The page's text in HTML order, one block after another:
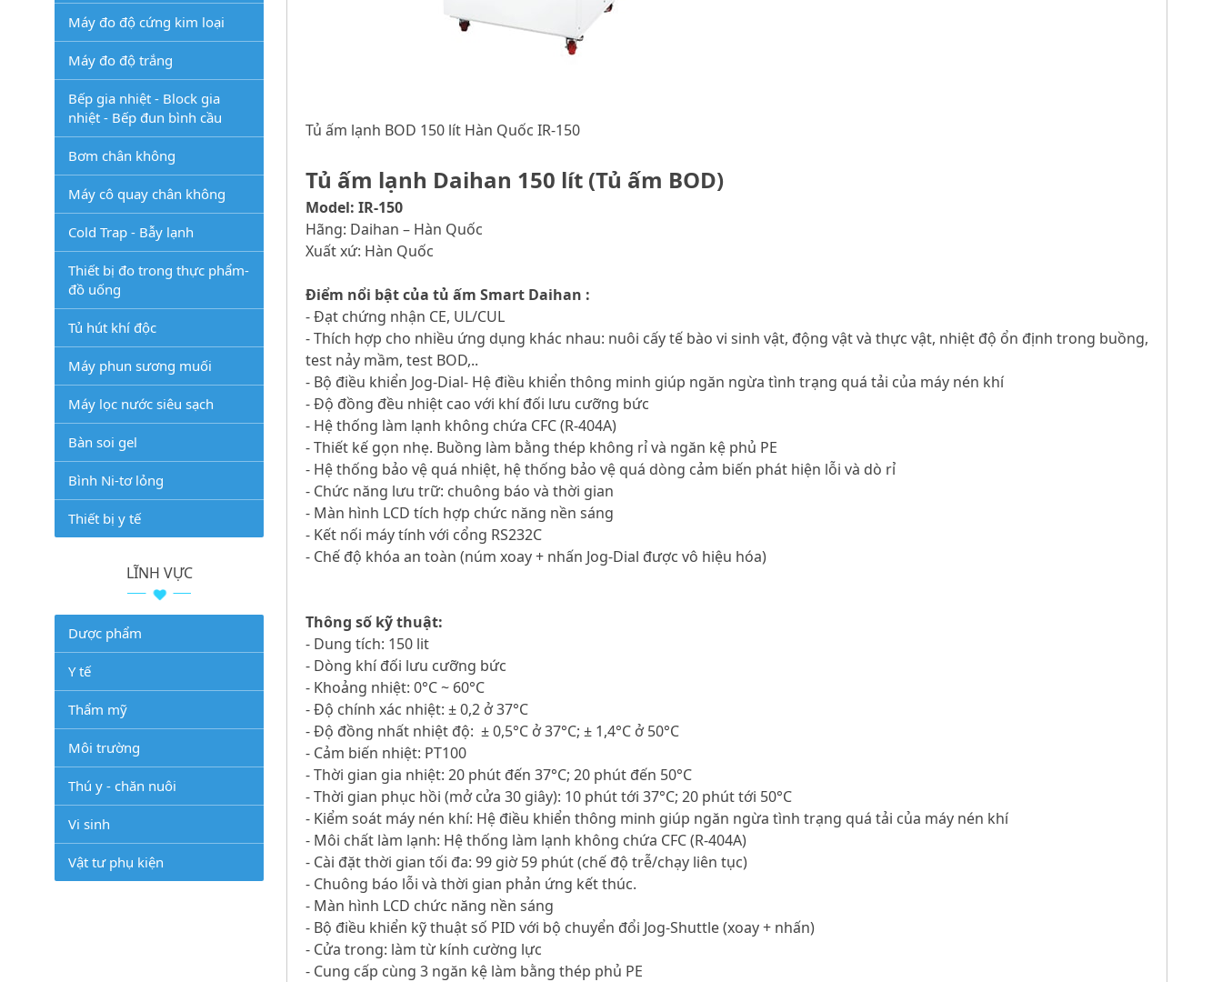
Tủ ấm lạnh BOD 150 lít Hàn Quốc IR-150
Tủ ấm lạnh Daihan 150 lít (Tủ ấm BOD)
Model: IR-150
Hãng: Daihan – Hàn Quốc
Xuất xứ: Hàn Quốc
Điểm nổi bật của tủ ấm Smart Daihan :
- Đạt chứng nhận CE, UL/CUL
- Thích hợp cho nhiều ứng dụng khác nhau: nuôi cấy tế bào vi sinh vật, động vật và thực vật, nhiệt độ ổn định trong buồng,
test nảy mầm, test BOD,..
- Bộ điều khiển Jog-Dial- Hệ điều khiển thông minh giúp ngăn ngừa tình trạng quá tải của máy nén khí
- Độ đồng đều nhiệt cao với khí đối lưu cưỡng bức
- Hệ thống làm lạnh không chứa CFC (R-404A)
- Thiết kế gọn nhẹ. Buồng làm bằng thép không rỉ và ngăn kệ phủ PE
- Hệ thống bảo vệ quá nhiệt, hệ thống bảo vệ quá dòng cảm biến phát hiện lỗi và dò rỉ
- Chức năng lưu trữ: chuông báo và thời gian
- Màn hình LCD tích hợp chức năng nền sáng
- Kết nối máy tính với cổng RS232C
- Chế độ khóa an toàn (núm xoay + nhấn Jog-Dial được vô hiệu hóa)
Thông số kỹ thuật:
- Dung tích: 150 lit
- Dòng khí đối lưu cưỡng bức
- Khoảng nhiệt: 0°C ~ 60°C
- Độ chính xác nhiệt: ± 0,2 ở 37°C
- Độ đồng nhất nhiệt độ: ± 0,5°C ở 37°C; ± 1,4°C ở 50°C
- Cảm biến nhiệt: PT100
- Thời gian gia nhiệt: 20 phút đến 37°C; 20 phút đến 50°C
- Thời gian phục hồi (mở cửa 30 giây): 10 phút tới 37°C; 20 phút tới 50°C
- Kiểm soát máy nén khí: Hệ điều khiển thông minh giúp ngăn ngừa tình trạng quá tải của máy nén khí
- Môi chất làm lạnh: Hệ thống làm lạnh không chứa CFC (R-404A)
- Cài đặt thời gian tối đa: 99 giờ 59 phút (chế độ trễ/chạy liên tục)
- Chuông báo lỗi và thời gian phản ứng kết thúc.
- Màn hình LCD chức năng nền sáng
- Bộ điều khiển kỹ thuật số PID với bộ chuyển đổi Jog-Shuttle (xoay + nhấn)
- Cửa trong: làm từ kính cường lực
- Cung cấp cùng 3 ngăn kệ làm bằng thép phủ PE
Máy đo độ cứng kim loại
Máy đo độ trắng
Bếp gia nhiệt - Block gia
nhiệt - Bếp đun bình cầu
Bơm chân không
Máy cô quay chân không
Cold Trap - Bẫy lạnh
Thiết bị đo trong thực phẩm-
đồ uống
Tủ hút khí độc
Máy phun sương muối
Máy lọc nước siêu sạch
Bàn soi gel
Bình Ni-tơ lỏng
Thiết bị y tế
LĨNH VỰC
Dược phẩm
Y tế
Thẩm mỹ
Môi trường
Thú y - chăn nuôi
Vi sinh
Vật tư phụ kiện